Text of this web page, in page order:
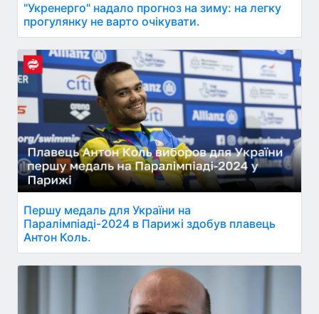
"Укренерго" надало прогноз на зиму: на легку
прогулянку не варто очікувати.
Першу медаль для України на
Паралімпіаді-2024 в Парижі здобув плавець
Антон Коль.